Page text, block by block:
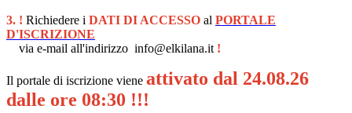
3. ! Richiedere i DATI DI ACCESSO al PORTALE
D'ISCRIZIONE
via e-mail all'indirizzo info@elkilana.it !
Il portale di iscrizione viene attivato dal 24.08.26
dalle ore 08:30 !!!